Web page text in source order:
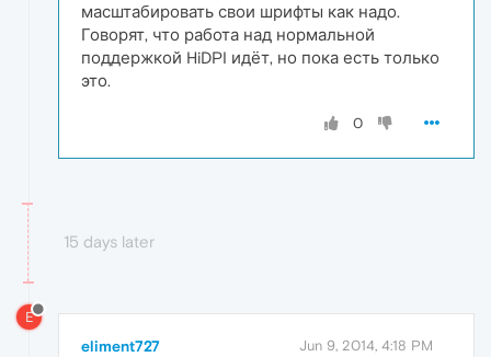
масштабировать свои шрифты как надо.
Говорят, что работа над нормальной
поддержкой HiDPI идёт, но пока есть только
это.
0
15 days later
E
eliment727 Jun 9, 2014, 4:18 PM